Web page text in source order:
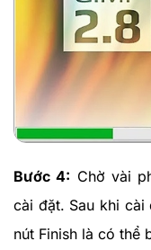
Bước 4: Chờ vài
cài đặt. Sau khi cài
nút Finish là có thể